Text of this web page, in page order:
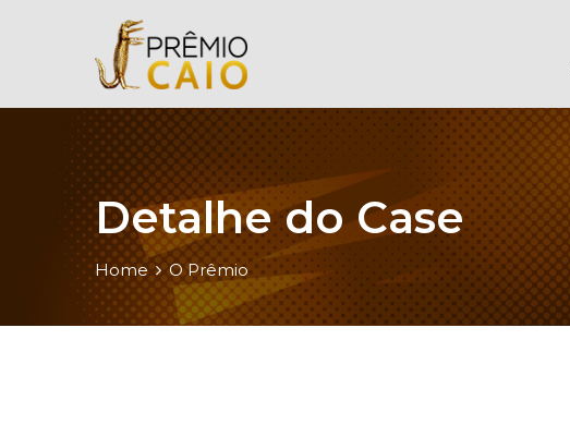
Detalhe do Case
Home O Prêmio